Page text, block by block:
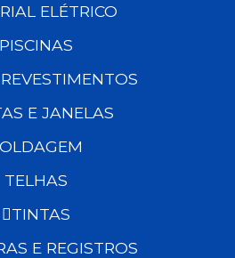
ELÉTRICO
PISCINAS
E JANELAS
TELHAS
TINTAS
E REGISTROS